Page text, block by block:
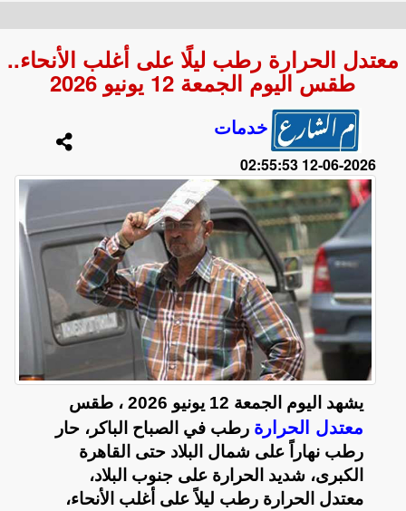
معتدل الحرارة رطب ليلًا على أغلب الأنحاء..
طقس اليوم الجمعة 12 يونيو 2026
خدمات
2026-06-12 02:55:53
يشهد اليوم الجمعة 12 يونيو 2026 ، طقس
معتدل الحرارة رطب في الصباح الباكر، حار
رطب نهاراً على شمال البلاد حتى القاهرة
الكبرى، شديد الحرارة على جنوب البلاد،
معتدل الحرارة رطب ليلاً على أغلب الأنحاء،